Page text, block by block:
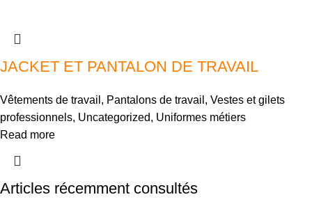
JACKET ET PANTALON DE TRAVAIL
Vêtements de travail , Pantalons de travail , Vestes et gilets
professionnels, Uncategorized, Uniformes métiers
Read more
Articles récemment consultés